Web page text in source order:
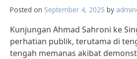
Posted on September 4, 2025 by
Kunjungan Ahmad Sahroni ke
perhatian publik, terutama di
tengah memanas akibat